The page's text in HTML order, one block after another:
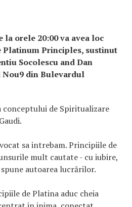
la orele 20:00 va avea loc
Platinum Principles, sustinut
Socolescu and Dan
din Bulevardul
conceptului de Spiritualizare
sa intrebam. Principiile de
mult cautate - cu iubire,
autoarea lucrărilor.
de Platina aduc cheia